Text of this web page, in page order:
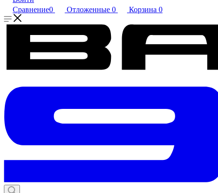
Сравнение0 Отложенные 0 Корзина 0